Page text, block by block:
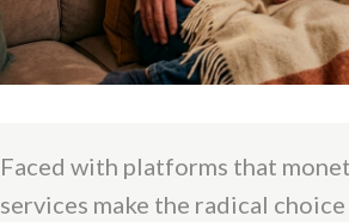
Faced with platforms that
services make the radical